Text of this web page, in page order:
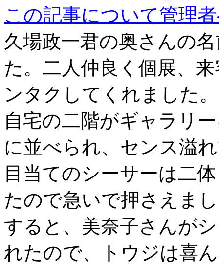
この記事について管理
久場政一君の奥さんの
た。二人仲良く個展、
ンタクしてくれました。
自宅の二階がギャラリ
に並べられ、センス溢
目当てのシーサーは二
たので急いで押さえま
すると、美奈子さんが
れたので、トウジは喜